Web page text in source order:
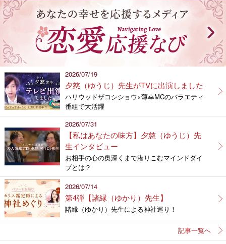
2026/07/19
夕慈（ゆうじ）先生がTVに出演しました
ハリウッドザコシショウ×薄幸MCのバラエティ
番組で大活躍
2026/07/31
【私はあなたの味方】夕慈（ゆうじ）先
生インタビュー
お相手の心の奥深くまで潜りこむマインドダイ
ブとは？
2026/07/14
第4弾【諸縁（ゆかり）先生】
諸縁（ゆかり）先生による神社巡り！
記事一覧へ